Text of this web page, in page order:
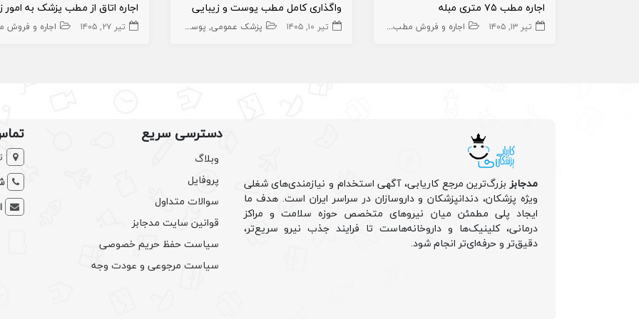
اجاره مطب ۷۵ متری مبله
تیر ۱۳, ۱۴۰۵ اجاره و فروش مطب پزشک اجاره و فروش مطب دندانپزشک املاک،سهام و امتیاز
واگذاری کامل مطب پوست و زیبایی
تیر ۱۰, ۱۴۰۵ پزشک عمومی پوست و زیبایی فروش کلینیک های زیبایی سهام تیر ۲۷, ۱۴۰۵ اجاره و فروش
مدجابزبزرگ‌ترین مرجع کاریابی، آگهی استخدام و نیازمندی‌های شغلی
ویژه پزشکان، دندانپزشکان و داروسازان در سراسر ایران است. هدف ما
ایجاد پلی مطمئن میان نیروهای متخصص حوزه سلامت و مراکز
درمانی، کلینیک‌ها و داروخانه‌هاست تا فرایند جذب نیرو سریع‌تر،
دقیق‌تر و حرفه‌ای‌تر انجام شود.
دسترسی سریع
وبلاگ
پروفایل
سوالات متداول
قوانین سایت مدجابز
سیاست حفظ حریم خصوصی
سیاست مرجوعی و عودت وجه